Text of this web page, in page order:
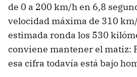
de 0 a 200 km/h en 6,8
velocidad máxima de 310
estimada ronda los 530
conviene mantener el matiz:
esa cifra todavía está bajo